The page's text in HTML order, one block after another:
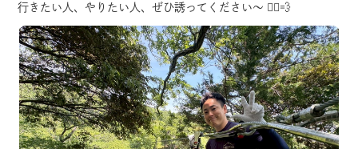
行きたい人、やりたい人、ぜひ誘ってください〜 🏃‍♂️💨